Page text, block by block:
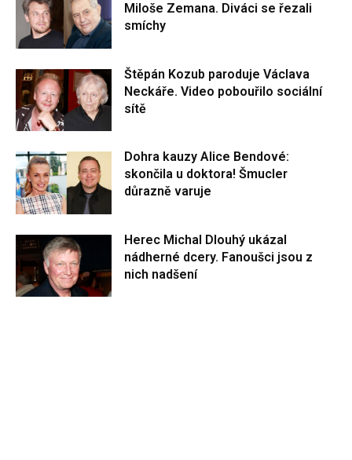
Miloše Zemana. Diváci se řezali
smíchy
Štěpán Kozub paroduje Václava
Neckáře. Video pobouřilo sociální
sítě
Dohra kauzy Alice Bendové:
skončila u doktora! Šmucler
důrazně varuje
Herec Michal Dlouhý ukázal
nádherné dcery. Fanoušci jsou z
nich nadšení